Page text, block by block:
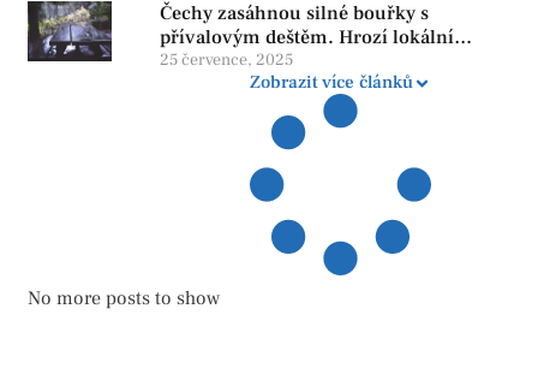
reformy
Čechy zasáhnou silné bouřky s
přívalovým deštěm. Hrozí lokální
zatopení
25 července, 2025
Zobrazit více článků
No more posts to show